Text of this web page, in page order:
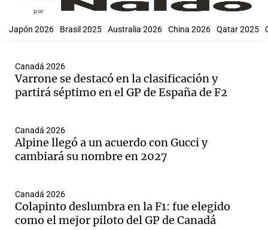
por
Japón 2026 Brasil 2025 Australia 2026 China 2026 Qatar 2025
Canadá 2026
Varrone se destacó en la clasificación y
partirá séptimo en el GP de España de F2
Canadá 2026
Alpine llegó a un acuerdo con Gucci y
cambiará su nombre en 2027
Canadá 2026
Colapinto deslumbra en la F1: fue elegido
como el mejor piloto del GP de Canadá